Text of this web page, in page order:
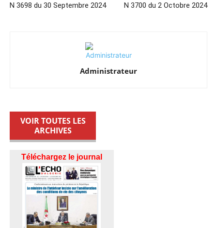
N 3698 du 30 Septembre 2024 N 3700 du 2 Octobre 2024
Administrateur
VOIR TOUTES LES
ARCHIVES